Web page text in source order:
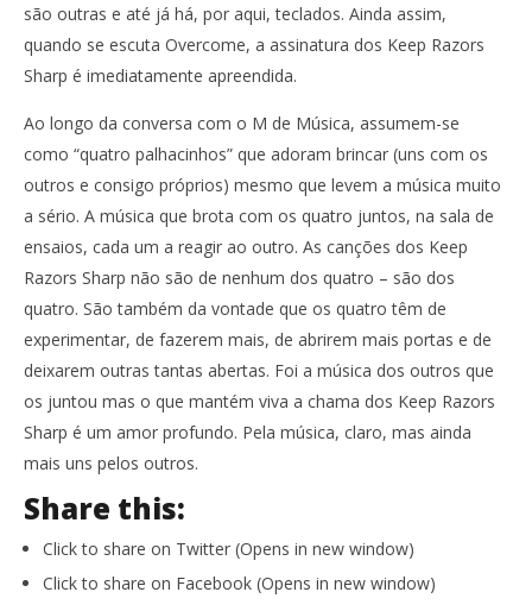
são outras e até já há, por aqui, teclados. Ainda assim,
quando se escuta Overcome, a assinatura dos Keep Razors
Sharp é imediatamente apreendida.
Ao longo da conversa com o M de Música, assumem-se
como “quatro palhacinhos” que adoram brincar (uns com os
outros e consigo próprios) mesmo que levem a música muito
a sério. A música que brota com os quatro juntos, na sala de
ensaios, cada um a reagir ao outro. As canções dos Keep
Razors Sharp não são de nenhum dos quatro – são dos
quatro. São também da vontade que os quatro têm de
experimentar, de fazerem mais, de abrirem mais portas e de
deixarem outras tantas abertas. Foi a música dos outros que
os juntou mas o que mantém viva a chama dos Keep Razors
Sharp é um amor profundo. Pela música, claro, mas ainda
mais uns pelos outros.
Share this:
Click to share on Twitter (Opens in new window)
Click to share on Facebook (Opens in new window)